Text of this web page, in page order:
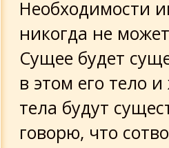
Необходимости
никогда не
Сущее будет
в этом его тело
тела будут
говорю, что